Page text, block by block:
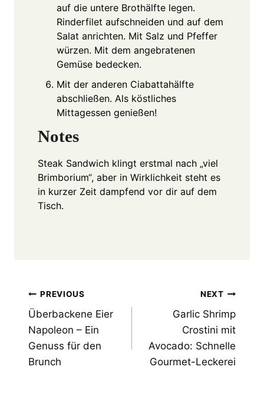
auf die untere Brothälfte legen.
Rinderfilet aufschneiden und auf dem
Salat anrichten. Mit Salz und Pfeffer
würzen. Mit dem angebratenen
Gemüse bedecken.
Mit der anderen Ciabattahälfte
abschließen. Als köstliches
Mittagessen genießen!
Notes
Steak Sandwich klingt erstmal nach „viel
Brimborium“, aber in Wirklichkeit steht es
in kurzer Zeit dampfend vor dir auf dem
Tisch.
Post
navigation
PREVIOUS
Überbackene Eier
Napoleon – Ein
Genuss für den
Brunch
NEXT
Garlic Shrimp
Crostini mit
Avocado: Schnelle
Gourmet-Leckerei